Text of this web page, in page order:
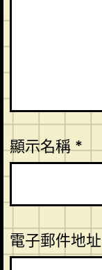
顯示名稱*
電子郵件地址